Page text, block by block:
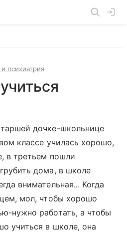
психиатрия
дочке-школьнице
классе училась хорошо,
в третьем пошли
дома, в школе
внимательная... Когда
мол, чтобы хорошо
нужно работать, а чтобы
учиться в школе, она